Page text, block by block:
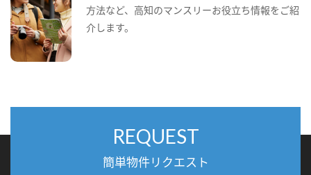
方法など、高知のマンスリーお役立ち情報をご紹
介します。
REQUEST
簡単物件リクエスト